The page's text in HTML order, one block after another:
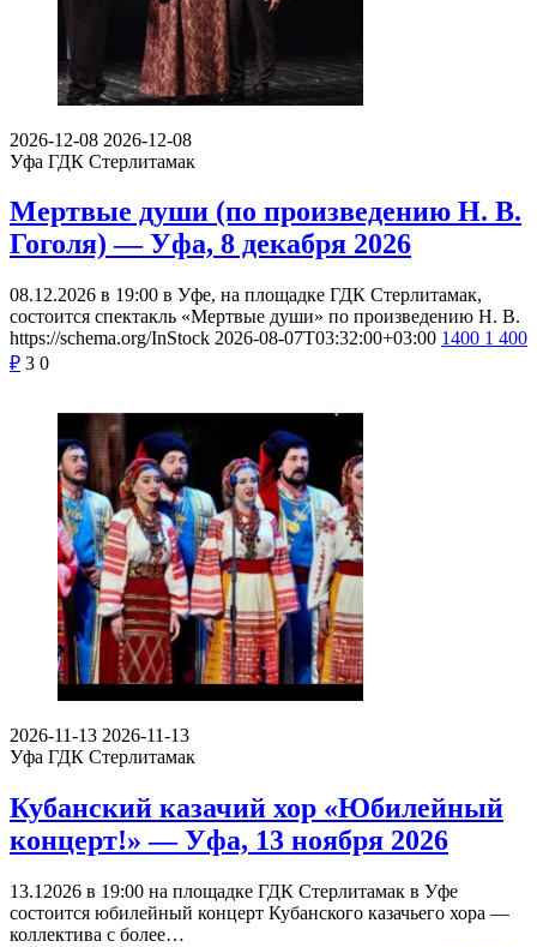
2026-12-08 2026-12-08
Уфа ГДК Стерлитамак
Мертвые души (по произведению Н. В.
Гоголя) — Уфа, 8 декабря 2026
08.12.2026 в 19:00 в Уфе, на площадке ГДК Стерлитамак,
состоится спектакль «Мертвые души» по произведению Н. В.
https://schema.org/InStock 2026-08-07T03:32:00+03:00 1400 1 400
₽ 3 0
2026-11-13 2026-11-13
Уфа ГДК Стерлитамак
Кубанский казачий хор «Юбилейный
концерт!» — Уфа, 13 ноября 2026
13.12026 в 19:00 на площадке ГДК Стерлитамак в Уфе
состоится юбилейный концерт Кубанского казачьего хора —
коллектива с более…